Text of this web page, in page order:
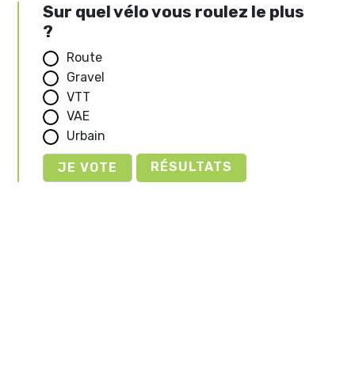
Sur quel vélo vous roulez le plus
?
Route
Gravel
VTT
VAE
Urbain
RÉSULTATS